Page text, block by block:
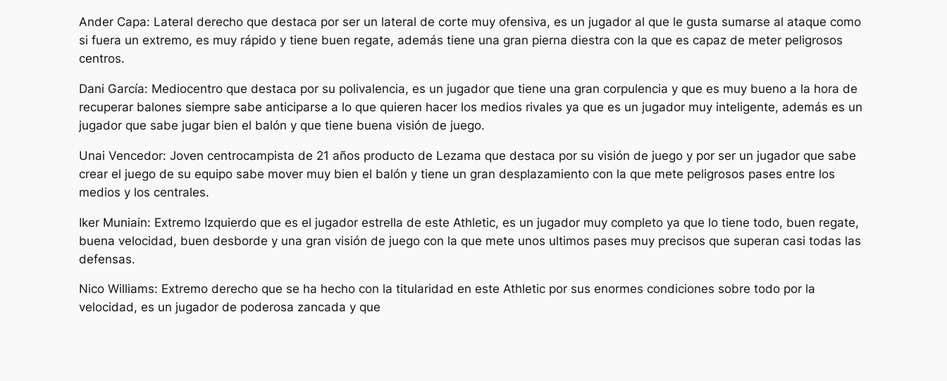
Ander Capa: Lateral derecho que destaca por ser un lateral de corte muy ofensiva, es un jugador al que le gusta sumarse al ataque como
si fuera un extremo, es muy rápido y tiene buen regate, además tiene una gran pierna diestra con la que es capaz de meter peligrosos
centros.
Dani García: Mediocentro que destaca por su polivalencia, es un jugador que tiene una gran corpulencia y que es muy bueno a la hora de
recuperar balones siempre sabe anticiparse a lo que quieren hacer los medios rivales ya que es un jugador muy inteligente, además es un
jugador que sabe jugar bien el balón y que tiene buena visión de juego.
Unai Vencedor: Joven centrocampista de 21 años producto de Lezama que destaca por su visión de juego y por ser un jugador que sabe
crear el juego de su equipo sabe mover muy bien el balón y tiene un gran desplazamiento con la que mete peligrosos pases entre los
medios y los centrales.
Iker Muniain: Extremo Izquierdo que es el jugador estrella de este Athletic, es un jugador muy completo ya que lo tiene todo, buen regate,
buena velocidad, buen desborde y una gran visión de juego con la que mete unos ultimos pases muy precisos que superan casi todas las
defensas.
Nico Williams: Extremo derecho que se ha hecho con la titularidad en este Athletic por sus enormes condiciones sobre todo por la
velocidad, es un jugador de poderosa zancada y que